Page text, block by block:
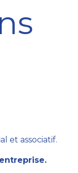
et associatif.